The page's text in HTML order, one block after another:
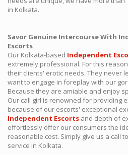
in Kolkata.
Savor Genuine Intercourse With
Escorts
Our Kolkata-based Independent
extremely professional. For this
their clients' erotic needs. They never
want to engage in foreplay with our
Because they are amiable and enjoy
Our call girl is renowned for providing
because of our escorts' exceptional
Independent Escorts and depth of
effortlessly offer our consumers the
reasonable cost. Simply give us a call
service in Kolkata.